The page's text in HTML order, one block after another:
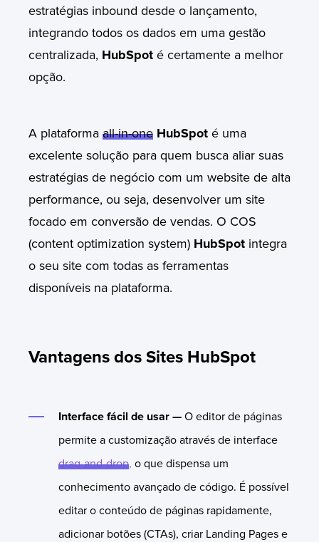
estratégias inbound desde o lançamento,
integrando todos os dados em uma gestão
centralizada, HubSpot é certamente a melhor
opção.
A plataforma all-in-one HubSpot é uma
excelente solução para quem busca aliar suas
estratégias de negócio com um website de alta
performance, ou seja, desenvolver um site
focado em conversão de vendas. O COS
(content optimization system) HubSpot integra
o seu site com todas as ferramentas
disponíveis na plataforma.
Vantagens dos Sites HubSpot
Interface fácil de usar — O editor de páginas
permite a customização através de interface
drag-and-drop, o que dispensa um
conhecimento avançado de código. É possível
editar o conteúdo de páginas rapidamente,
adicionar botões (CTAs), criar Landing Pages e